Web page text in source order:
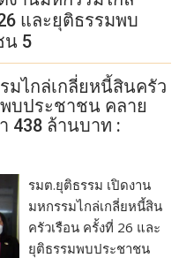
และยุติธรรมพบ
น 5
มไกล่เกลี่ยหนี้สินครัว
บประชาชน คลาย
438 ล้านบาท :
รมต.ยุติธรรม เปิดงาน
มหกรรมไกล่เกลี่ยหนี้สิน
ครัวเรือน ครั้งที่ 26 และ
ยุติธรรมพบประชาชน